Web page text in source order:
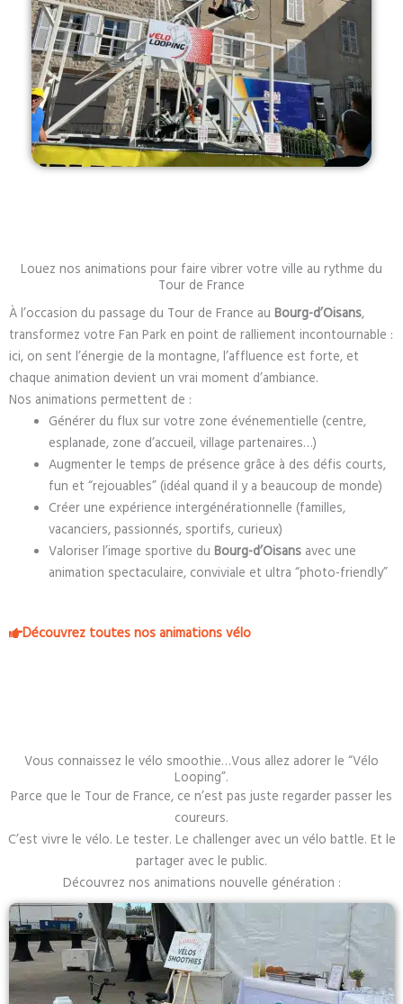
Louez nos animations pour faire vibrer votre ville au rythme du
Tour de France
À l’occasion du passage du Tour de France au Bourg-d’Oisans,
transformez votre Fan Park en point de ralliement incontournable :
ici, on sent l’énergie de la montagne, l’affluence est forte, et
chaque animation devient un vrai moment d’ambiance.
Nos animations permettent de :
Générer du flux sur votre zone événementielle (centre,
esplanade, zone d’accueil, village partenaires…)
Augmenter le temps de présence grâce à des défis courts,
fun et “rejouables” (idéal quand il y a beaucoup de monde)
Créer une expérience intergénérationnelle (familles,
vacanciers, passionnés, sportifs, curieux)
Valoriser l’image sportive du Bourg-d’Oisansavec une
animation spectaculaire, conviviale et ultra “photo-friendly”
Découvrez toutes nos animations vélo
Vous connaissez le vélo smoothie…Vous allez adorer le “Vélo
Looping”.
Parce que le Tour de France, ce n’est pas juste regarder passer les
coureurs.
C’est vivre le vélo. Le tester. Le challenger avec un vélo battle. Et le
partager avec le public.
Découvrez nos animations nouvelle génération :